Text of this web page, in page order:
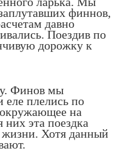
финнов,
давно
Поездив по
дорожку к
Финов мы
еле плелись по
на
эта поездка
Хотя данный